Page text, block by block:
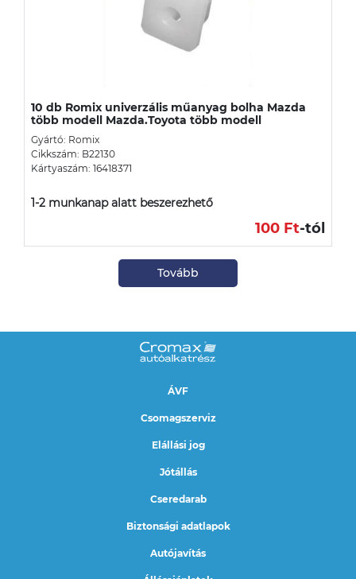
10 db Romix univerzális műanyag bolha Mazda
több modell Mazda.Toyota több modell
Gyártó: Romix
Cikkszám: B22130
Kártyaszám: 16418371
1-2 munkanap alatt beszerezhető
100 Ft-tól
Tovább
ÁVF
Csomagszerviz
Elállási jog
Jótállás
Cseredarab
Biztonsági adatlapok
Autójavítás